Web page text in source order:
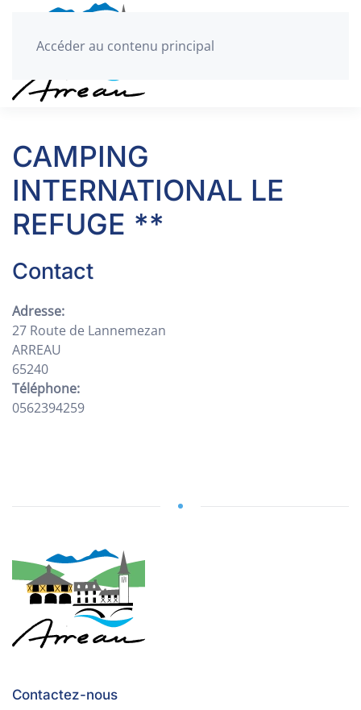
Accéder au contenu principal
CAMPING
INTERNATIONAL LE
REFUGE **
Contact
Adresse:
27 Route de Lannemezan
ARREAU
65240
Téléphone:
0562394259
Contactez-nous